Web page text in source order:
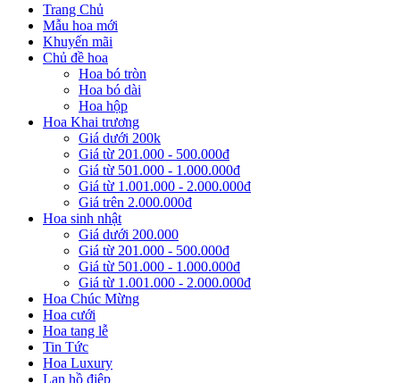
Trang Chủ
Mẫu hoa mới
Khuyến mãi
Chủ đề hoa
Hoa bó tròn
Hoa bó dài
Hoa hộp
Hoa Khai trương
Giá dưới 200k
Giá từ 201.000 - 500.000đ
Giá từ 501.000 - 1.000.000đ
Giá từ 1.001.000 - 2.000.000đ
Giá trên 2.000.000đ
Hoa sinh nhật
Giá dưới 200.000
Giá từ 201.000 - 500.000đ
Giá từ 501.000 - 1.000.000đ
Giá từ 1.001.000 - 2.000.000đ
Hoa Chúc Mừng
Hoa cưới
Hoa tang lễ
Tin Tức
Hoa Luxury
Lan hồ điệp